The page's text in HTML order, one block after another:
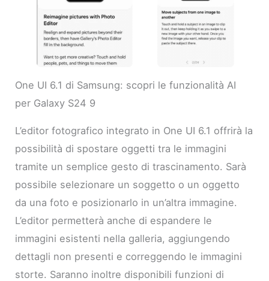
One UI 6.1 di Samsung: scopri le funzionalità AI
per Galaxy S24 9
L’editor fotografico integrato in One UI 6.1 offrirà la
possibilità di spostare oggetti tra le immagini
tramite un semplice gesto di trascinamento. Sarà
possibile selezionare un soggetto o un oggetto
da una foto e posizionarlo in un’altra immagine.
L’editor permetterà anche di espandere le
immagini esistenti nella galleria, aggiungendo
dettagli non presenti e correggendo le immagini
storte. Saranno inoltre disponibili funzioni di